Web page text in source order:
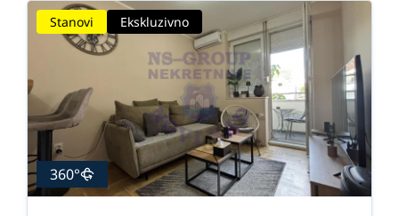
Stanovi Ekskluzivno
360°